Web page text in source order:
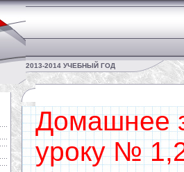
2013-2014 УЧЕБНЫЙ ГОД
Домашнее
уроку №